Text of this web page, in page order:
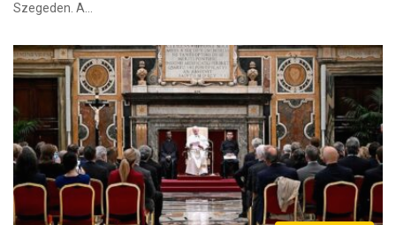
Szegeden. A…